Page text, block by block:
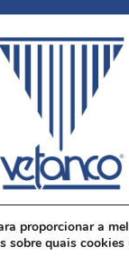
proporcionar a
sobre quais